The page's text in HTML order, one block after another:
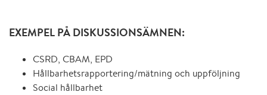
EXEMPEL PÅ DISKUSSIONSÄMNEN:
CSRD, CBAM, EPD
Hållbarhetsrapportering/mätning och uppföljning
Social hållbarhet